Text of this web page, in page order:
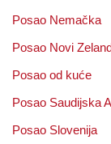
Posao Nemačka
Posao Novi
Posao od kuće
Posao Saudijska
Posao Slovenija